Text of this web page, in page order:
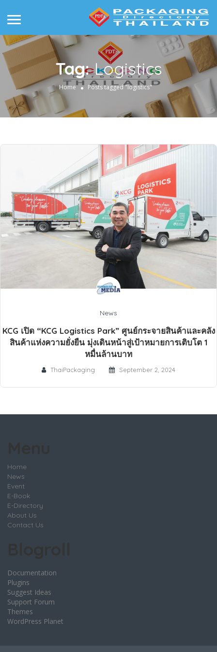
Tag:Logistics
Home Posts tagged "logistics"
News
KCG เปิด “KCG Logistics Park” ศูนย์กระจายสินค้าและคลัง
สินค้าแห่งความยั่งยืน มุ่งเดินหน้าสู่เป้าหมายการเติบโต 1
หมื่นล้านบาท
ThaiPackaging September 2, 2024
Home
News
Event
E-Book
E-Directory
About Us
Contact Us
Documentation
Plugins
Suggest Ideas
Support Forum
Themes
WordPress Planet